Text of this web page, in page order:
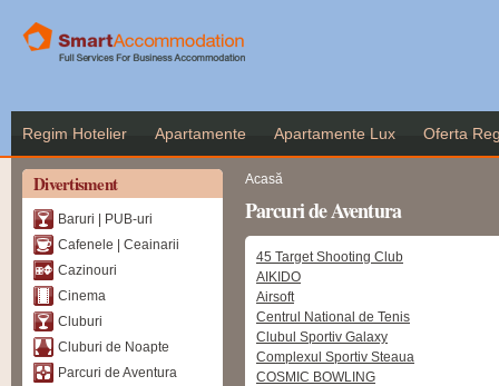
Regim Hotelier Apartamente Apartamente Lux Oferta
Divertisment
Baruri | PUB-uri
Cafenele | Ceainarii
Cazinouri
Cinema
Cluburi
Cluburi de Noapte
Parcuri de Aventura
Eşti aici
Acasă
Parcuri de Aventura
45 Target Shooting Club
AIKIDO
Airsoft
Centrul National de Tenis
Clubul Sportiv Galaxy
Complexul Sportiv Steaua
COSMIC BOWLING